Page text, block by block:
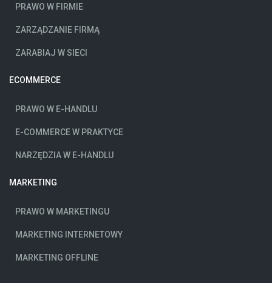
PRAWO W FIRMIE
ZARZĄDZANIE FIRMĄ
ZARABIAJ W SIECI
ECOMMERCE
PRAWO W E-HANDLU
E-COMMERCE W PRAKTYCE
NARZĘDZIA W E-HANDLU
MARKETING
PRAWO W MARKETINGU
MARKETING INTERNETOWY
MARKETING OFFLINE